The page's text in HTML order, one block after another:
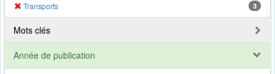
Transports 3
Mots clés
Année de publication